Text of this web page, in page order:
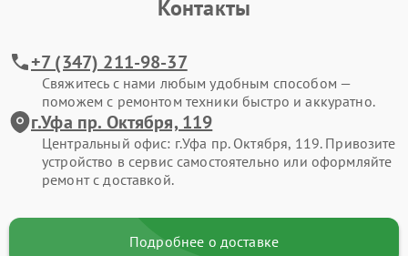
Контакты
+7 (347) 211-98-37
Свяжитесь с нами любым удобным способом —
поможем с ремонтом техники быстро и аккуратно.
г.Уфа пр. Октября, 119
Центральный офис: г.Уфа пр. Октября, 119. Привозите
устройство в сервис самостоятельно или оформляйте
ремонт с доставкой.
Подробнее о доставке